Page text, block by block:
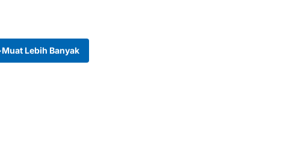
Muat Lebih Banyak